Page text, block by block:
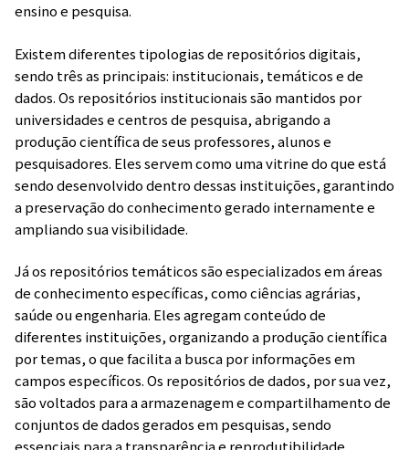
ensino e pesquisa.
Existem diferentes tipologias de repositórios digitais,
sendo três as principais: institucionais, temáticos e de
dados. Os repositórios institucionais são mantidos por
universidades e centros de pesquisa, abrigando a
produção científica de seus professores, alunos e
pesquisadores. Eles servem como uma vitrine do que está
sendo desenvolvido dentro dessas instituições, garantindo
a preservação do conhecimento gerado internamente e
ampliando sua visibilidade.
Já os repositórios temáticos são especializados em áreas
de conhecimento específicas, como ciências agrárias,
saúde ou engenharia. Eles agregam conteúdo de
diferentes instituições, organizando a produção científica
por temas, o que facilita a busca por informações em
campos específicos. Os repositórios de dados, por sua vez,
são voltados para a armazenagem e compartilhamento de
conjuntos de dados gerados em pesquisas, sendo
essenciais para a transparência e reprodutibilidade